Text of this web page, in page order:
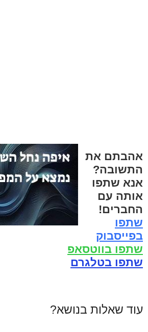
אהבתם את
התשובה?
אנא שתפו
אותה עם
החברים!
שתפו
בפייסבוק
שתפו בווטסאפ
שתפו בטלגרם
עוד שאלות בנושא?